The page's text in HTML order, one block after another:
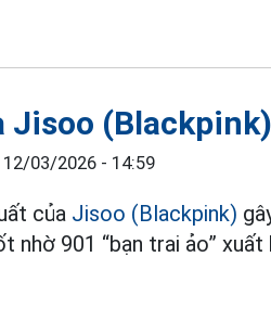
Jisoo
12/03/2026 - 14:59
của Jisoo (Blackpink)
nhờ 901 “bạn trai ảo”